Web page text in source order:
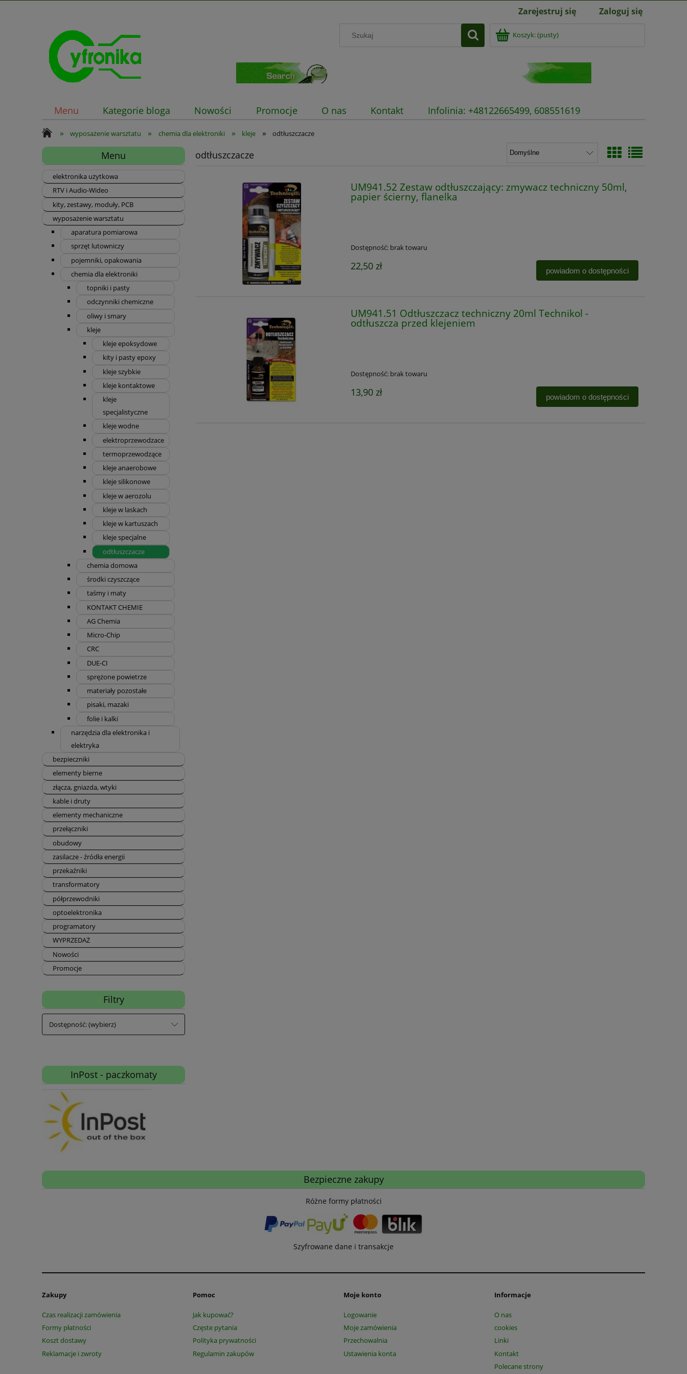
Zarejestruj się Zaloguj się
Koszyk:(pusty)
Menu Kategorie bloga Nowości Promocje O nas Kontakt Infolinia: +48122665499, 608551619
» wyposażenie warsztatu » chemia dla elektroniki » kleje » odtłuszczacze
Menu
elektronika użytkowa
RTV i Audio-Wideo
kity, zestawy, moduły, PCB
wyposażenie warsztatu
aparatura pomiarowa
sprzęt lutowniczy
pojemniki, opakowania
chemia dla elektroniki
topniki i pasty
odczynniki chemiczne
oliwy i smary
kleje
kleje epoksydowe
kity i pasty epoxy
kleje szybkie
kleje kontaktowe
kleje
specjalistyczne
kleje wodne
elektroprzewodzace
termoprzewodzące
kleje anaerobowe
kleje silikonowe
kleje w aerozolu
kleje w laskach
kleje w kartuszach
kleje specjalne
odtłuszczacze
chemia domowa
środki czyszczące
taśmy i maty
KONTAKT CHEMIE
AG Chemia
Micro-Chip
CRC
DUE-CI
sprężone powietrze
materiały pozostałe
pisaki, mazaki
folie i kalki
narzędzia dla elektronika i
elektryka
bezpieczniki
elementy bierne
złącza, gniazda, wtyki
kable i druty
elementy mechaniczne
przełączniki
obudowy
zasilacze - źródła energii
przekaźniki
transformatory
półprzewodniki
optoelektronika
programatory
WYPRZEDAŻ
Nowości
Promocje
Filtry
Dostępność: (wybierz)
InPost - paczkomaty
odtłuszczacze
UM941.52 Zestaw odtłuszczający: zmywacz techniczny 50ml,
papier ścierny, flanelka
Dostępność: brak towaru
22,50 zł powiadom o dostępności
UM941.51 Odtłuszczacz techniczny 20ml Technikol -
odtłuszcza przed klejeniem
Dostępność: brak towaru
13,90 zł powiadom o dostępności
Bezpieczne zakupy
Różne formy płatności
Szyfrowane dane i transakcje
Zakupy
Czas realizacji zamówienia
Formy płatności
Koszt dostawy
Reklamacje i zwroty
Pomoc
Jak kupować?
Częste pytania
Polityka prywatności
Regulamin zakupów
Moje konto
Logowanie
Moje zamówienia
Przechowalnia
Ustawienia konta
Informacje
O nas
cookies
Linki
Kontakt
Polecane strony